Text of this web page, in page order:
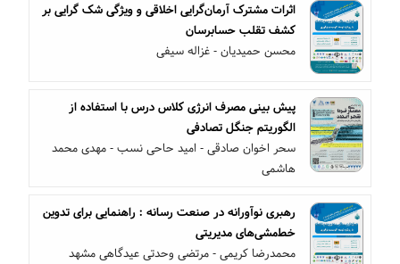
اثرات مشترک آرمان‌گرایی اخلاقی و ویژگی شک گرایی بر
کشف تقلب حسابرسان
محسن حمیدیان - غزاله سیفی
پیش بینی مصرف انرژی کلاس درس با استفاده از
الگوریتم جنگل تصادفی
سحر اخوان صادقی - امید حاحی نسب - مهدی محمد
هاشمی
رهبری نوآورانه در صنعت رسانه : راهنمایی برای تدوین
خط‌مشی‌های مدیریتی
محمدرضا کریمی - مرتضی وحدتی عیدگاهی مشهد